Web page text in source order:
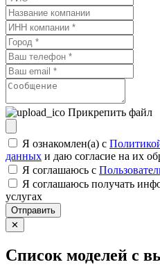
Прикрепить файл
Я ознакомлен(а) с
данных и даю согласие на их
Я соглашаюсь c
Я соглашаюсь получать
услугах
Отправить
✕
Список моделей с